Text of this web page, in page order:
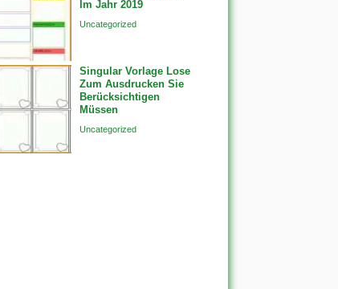
Im Jahr 2019
Uncategorized
Singular Vorlage Lose
Zum Ausdrucken Sie
Berücksichtigen
Müssen
Uncategorized